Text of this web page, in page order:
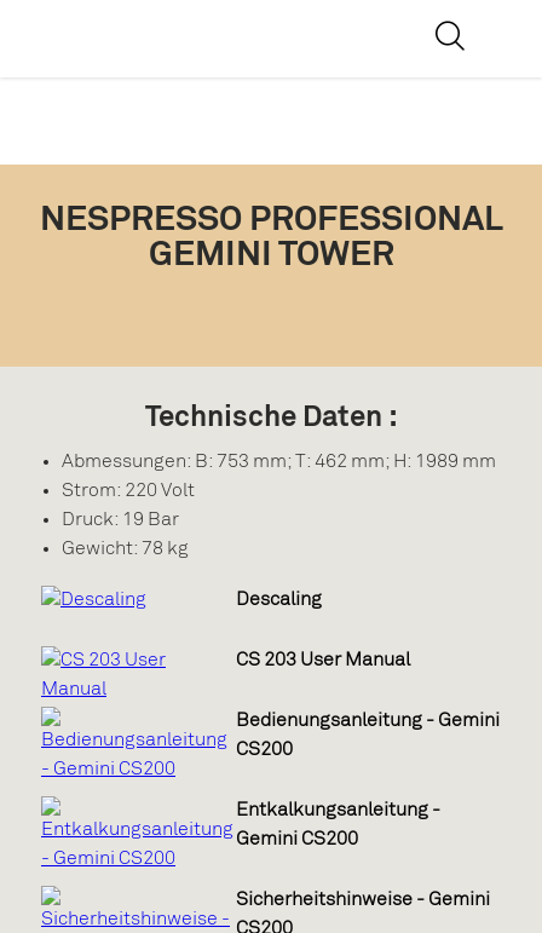
NESPRESSO PROFESSIONAL
GEMINI TOWER
Technische Daten :
Abmessungen: B: 753 mm; T: 462 mm; H: 1989 mm
Strom: 220 Volt
Druck: 19 Bar
Gewicht: 78 kg
Descaling
CS 203 User Manual
Bedienungsanleitung - Gemini
CS200
Entkalkungsanleitung -
Gemini CS200
Sicherheitshinweise - Gemini
CS200